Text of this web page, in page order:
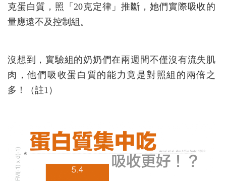
克蛋白質，照「20克定律」推斷，她們實際吸收的
量應遠不及控制組。
沒想到，實驗組的奶奶們在兩週間不僅沒有流失肌
肉，他們吸收蛋白質的能力竟是對照組的兩倍之
多！（註1）